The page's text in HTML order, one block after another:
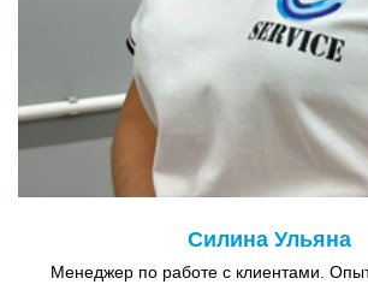
Силина Ульяна
Менеджер по работе с клиентами.